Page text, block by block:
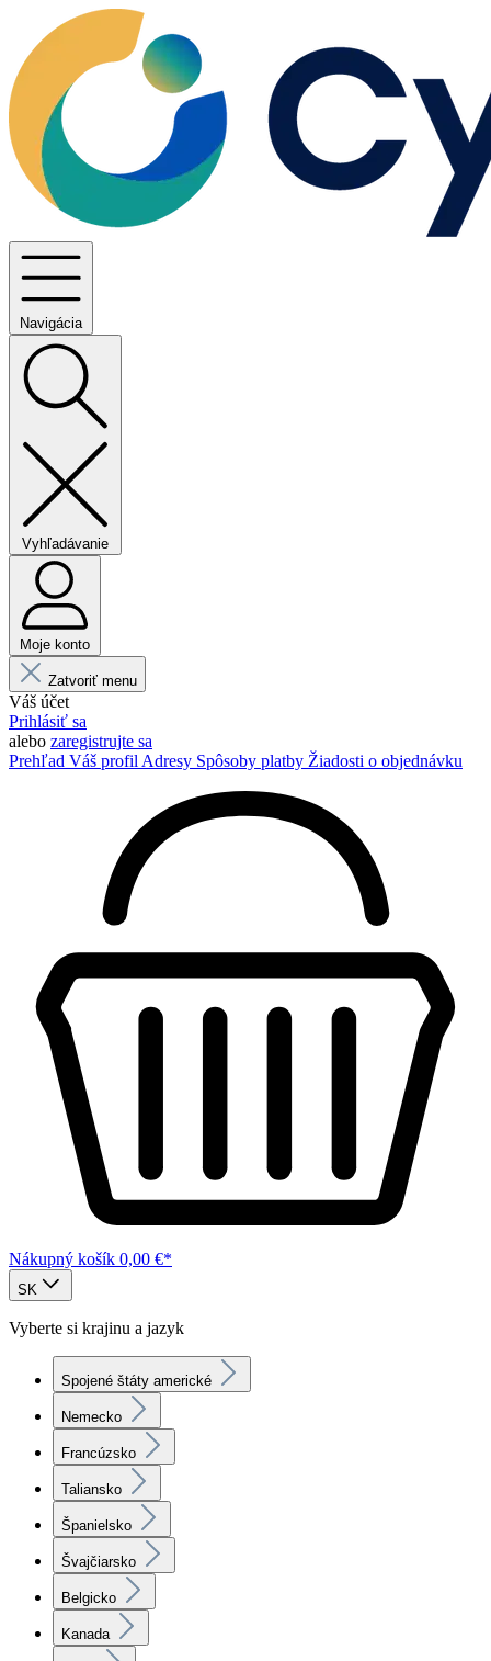
Navigácia
Vyhľadávanie
Moje konto
Zatvoriť menu
Váš účet
Prihlásiť sa
alebo zaregistrujte sa
Prehľad Váš profil Adresy Spôsoby platby Žiadosti o objednávku
Nákupný košík 0,00 €*
SK
Vyberte si krajinu a jazyk
Spojené štáty americké
Nemecko
Francúzsko
Taliansko
Španielsko
Švajčiarsko
Belgicko
Kanada